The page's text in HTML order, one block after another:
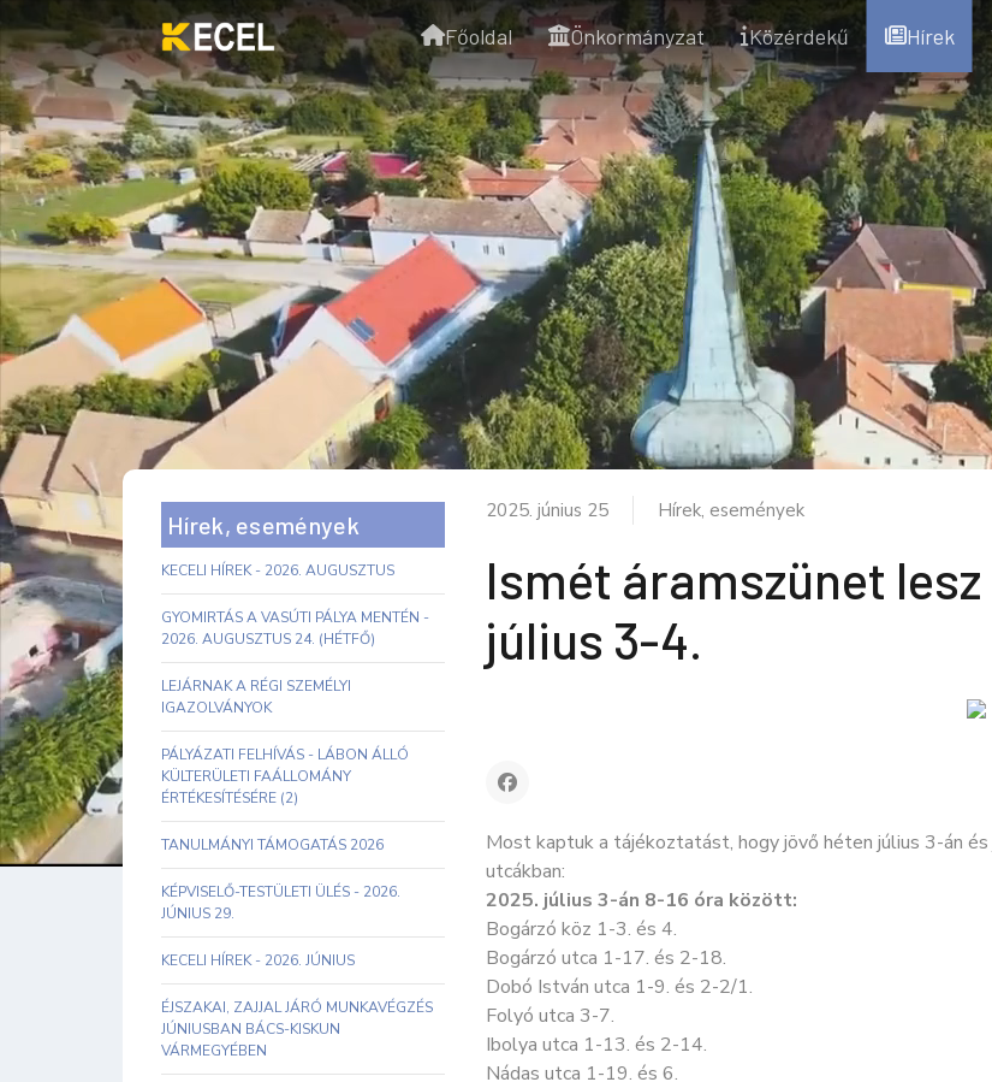
Főoldal Önkormányzat Közérdekű Hírek
Hírek, események
KECELI HÍREK - 2026. AUGUSZTUS
GYOMIRTÁS A VASÚTI PÁLYA MENTÉN -
2026. AUGUSZTUS 24. (HÉTFŐ)
LEJÁRNAK A RÉGI SZEMÉLYI
IGAZOLVÁNYOK
PÁLYÁZATI FELHÍVÁS - LÁBON ÁLLÓ
KÜLTERÜLETI FAÁLLOMÁNY
ÉRTÉKESÍTÉSÉRE (2)
TANULMÁNYI TÁMOGATÁS 2026
KÉPVISELŐ-TESTÜLETI ÜLÉS - 2026.
JÚNIUS 29.
KECELI HÍREK - 2026. JÚNIUS
ÉJSZAKAI, ZAJJAL JÁRÓ MUNKAVÉGZÉS
JÚNIUSBAN BÁCS-KISKUN
VÁRMEGYÉBEN
2025. június 25 Hírek, események
Ismét áramszünet
július 3-4.
Most kaptuk a tájékoztatást, hogy jövő héten július 3-án
utcákban:
2025. július 3-án 8-16 óra között:
Bogárzó köz 1-3. és 4.
Bogárzó utca 1-17. és 2-18.
Dobó István utca 1-9. és 2-2/1.
Folyó utca 3-7.
Ibolya utca 1-13. és 2-14.
Nádas utca 1-19. és 6.